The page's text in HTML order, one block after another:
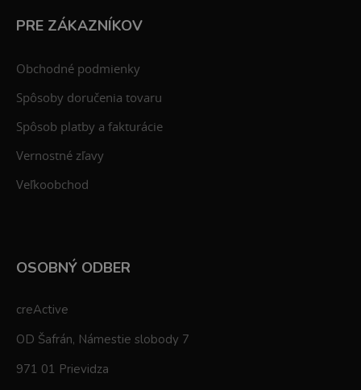
PRE ZÁKAZNÍKOV
Obchodné podmienky
Spôsoby doručenia tovaru
Spôsob platby a fakturácie
Vernostné zľavy
Veľkoobchod
OSOBNÝ ODBER
creActive
OD Šafrán, Námestie slobody 7
971 01 Prievidza